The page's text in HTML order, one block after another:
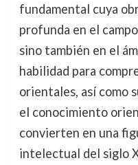
fundamental cuya
profunda en el
sino también en el
habilidad para
orientales, así como
el conocimiento
convierten en una
intelectual del siglo